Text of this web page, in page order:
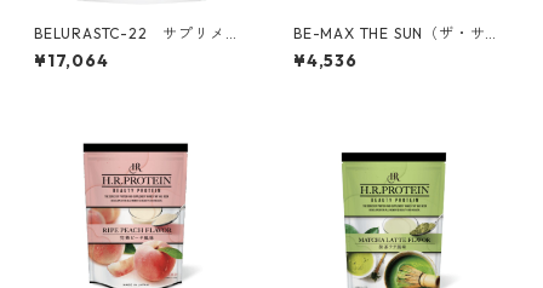
BELURASTC-22 サプリメン
ト
¥17,064
BE-MAX THE SUN（ザ・サ
ン）
¥4,536